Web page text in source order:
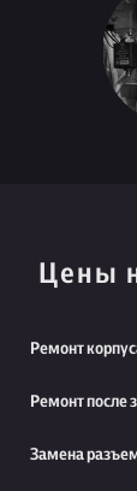
Цены
Ремонт
Ремонт после
Замена